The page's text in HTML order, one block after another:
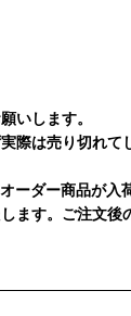
いします。
際は売り切れて
ダー商品が入
ます。ご注文後